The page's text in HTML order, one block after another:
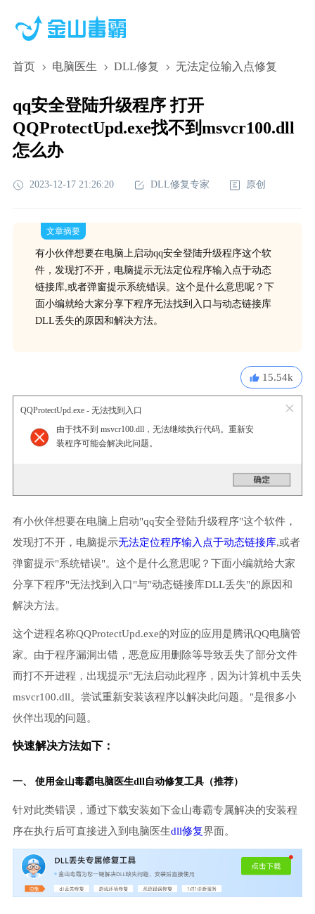
首页 电脑医生 DLL修复 无法定位输入点修复
qq安全登陆升级程序 打开
QQProtectUpd.exe找不到msvcr100.dll
怎么办
2023-12-17 21:26:20 DLL修复专家 原创
文章摘要
有小伙伴想要在电脑上启动qq安全登陆升级程序这个软
件，发现打不开，电脑提示无法定位程序输入点于动态
链接库,或者弹窗提示系统错误。这个是什么意思呢？下
面小编就给大家分享下程序无法找到入口与动态链接库
DLL丢失的原因和解决方法。
15.54k
QQProtectUpd.exe - 无法找到入口
由于找不到 msvcr100.dll，无法继续执行代码。重新安
装程序可能会解决此问题。
有小伙伴想要在电脑上启动"qq安全登陆升级程序"这个软件，
发现打不开，电脑提示无法定位程序输入点于动态链接库,或者
弹窗提示"系统错误"。这个是什么意思呢？下面小编就给大家
分享下程序"无法找到入口"与"动态链接库DLL丢失"的原因和
解决方法。
这个进程名称QQProtectUpd.exe的对应的应用是腾讯QQ电脑管
家。由于程序漏洞出错，恶意应用删除等导致丢失了部分文件
而打不开进程，出现提示"无法启动此程序，因为计算机中丢失
msvcr100.dll。尝试重新安装该程序以解决此问题。"是很多小
伙伴出现的问题。
快速解决方法如下：
一、 使用金山毒霸电脑医生dll自动修复工具（推荐）
针对此类错误，通过下载安装如下金山毒霸专属解决的安装程
序在执行后可直接进入到电脑医生dll修复界面。